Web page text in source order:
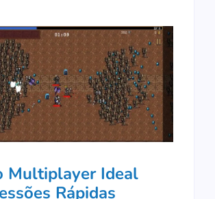
Multiplayer Ideal
Rápidas